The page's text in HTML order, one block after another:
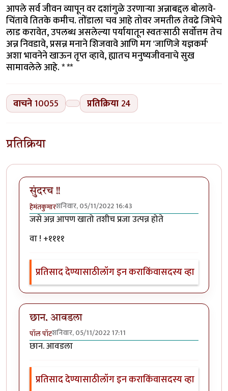
आपले सर्व जीवन व्यापून वर दशांगुळे उरणाऱ्या अन्नाबद्दल बोलावे-
चिंतावे तितके कमीच. तोंडाला चव आहे तोवर जमतील तेवढे जिभेचे
लाड करावेत, उपलब्ध असलेल्या पर्यायातून स्वतःसाठी सर्वोत्तम तेच
अन्न निवडावे, प्रसन्न मनाने शिजवावे आणि मग 'जाणिजे यज्ञकर्म'
अशा भावनेने खाऊन तृप्त व्हावे, ह्यातच मनुष्यजीवनाचे सुख
सामावलेले आहे. * **
वाचने10055 प्रतिक्रिया 24
प्रतिक्रिया
सुंदरच !!
हेमंतकुमारशनिवार, 05/11/2022 16:43
जसे अन्न आपण खातो तशीच प्रजा उत्पन्न होते
वा ! +११११
प्रतिसाद देण्यासाठीलॉग इन कराकिंवासदस्य व्हा
छान. आवडला
पॉल पॉटशनिवार, 05/11/2022 17:11
छान. आवडला
प्रतिसाद देण्यासाठीलॉग इन कराकिंवासदस्य व्हा